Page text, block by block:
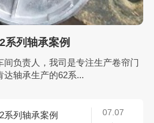
系列轴承案例
负责人，我司是专注生产卷帘门
达轴承生产的62系...
07.07
系列轴承案例